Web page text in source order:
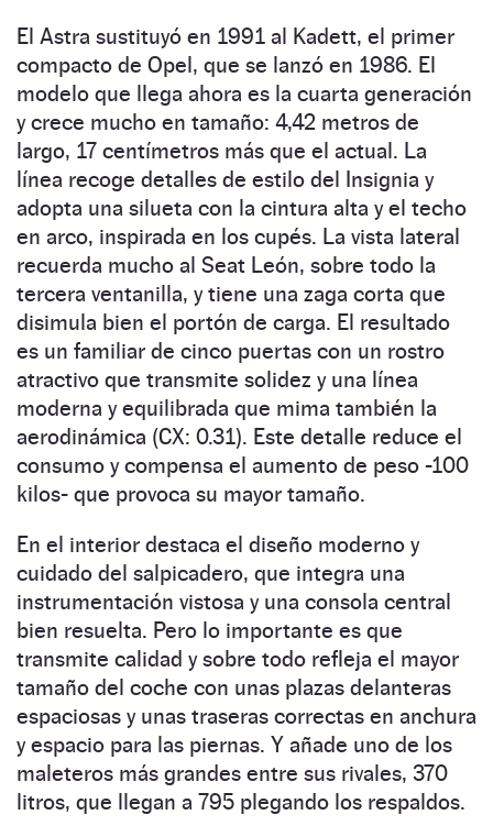
El Astra sustituyó en 1991 al Kadett, el primer
compacto de Opel, que se lanzó en 1986. El
modelo que llega ahora es la cuarta generación
y crece mucho en tamaño: 4,42 metros de
largo, 17 centímetros más que el actual. La
línea recoge detalles de estilo del Insignia y
adopta una silueta con la cintura alta y el techo
en arco, inspirada en los cupés. La vista lateral
recuerda mucho al Seat León, sobre todo la
tercera ventanilla, y tiene una zaga corta que
disimula bien el portón de carga. El resultado
es un familiar de cinco puertas con un rostro
atractivo que transmite solidez y una línea
moderna y equilibrada que mima también la
aerodinámica (CX: 0.31). Este detalle reduce el
consumo y compensa el aumento de peso -100
kilos- que provoca su mayor tamaño.
En el interior destaca el diseño moderno y
cuidado del salpicadero, que integra una
instrumentación vistosa y una consola central
bien resuelta. Pero lo importante es que
transmite calidad y sobre todo refleja el mayor
tamaño del coche con unas plazas delanteras
espaciosas y unas traseras correctas en anchura
y espacio para las piernas. Y añade uno de los
maleteros más grandes entre sus rivales, 370
litros, que llegan a 795 plegando los respaldos.